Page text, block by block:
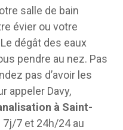
salle de bain
évier ou votre
dégât des eaux
pendre au nez. Pas
pas d’avoir les
appeler Davy,
à Saint-
7j/7 et 24h/24 au